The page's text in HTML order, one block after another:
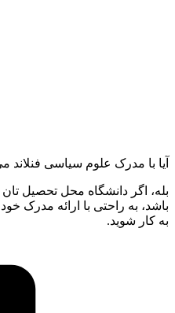
آیا با مدرک علوم سیاسی فنلاند
بله، اگر دانشگاه محل تحصیل تان
باشد، به راحتی با ارائه مدرک
به کار شوید.